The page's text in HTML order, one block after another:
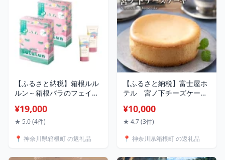
【ふるさと納税】箱根ルル
ルン～箱根バラのフェイス
（2箱＋2本セット） | スキ
ンケア 化粧品 コスメ 美容
¥19,000
★ 5.0 (4件)
📍 神奈川県箱根町 の返礼品
【ふるさと納税】富士屋ホ
テル 宮ノ下チーズケーキ
ズ スイーツ お菓子 おかし
洋菓子 お取り寄せ 人気 お
レゼント ふわふわ 冷凍 送
¥10,000
★ 4.7 (3件)
📍 神奈川県箱根町 の返礼品